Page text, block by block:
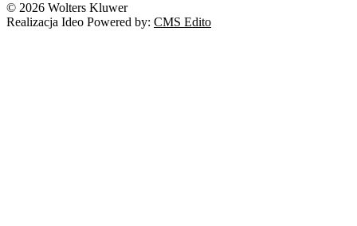
© 2026 Wolters Kluwer
Realizacja Ideo Powered by: CMS Edito